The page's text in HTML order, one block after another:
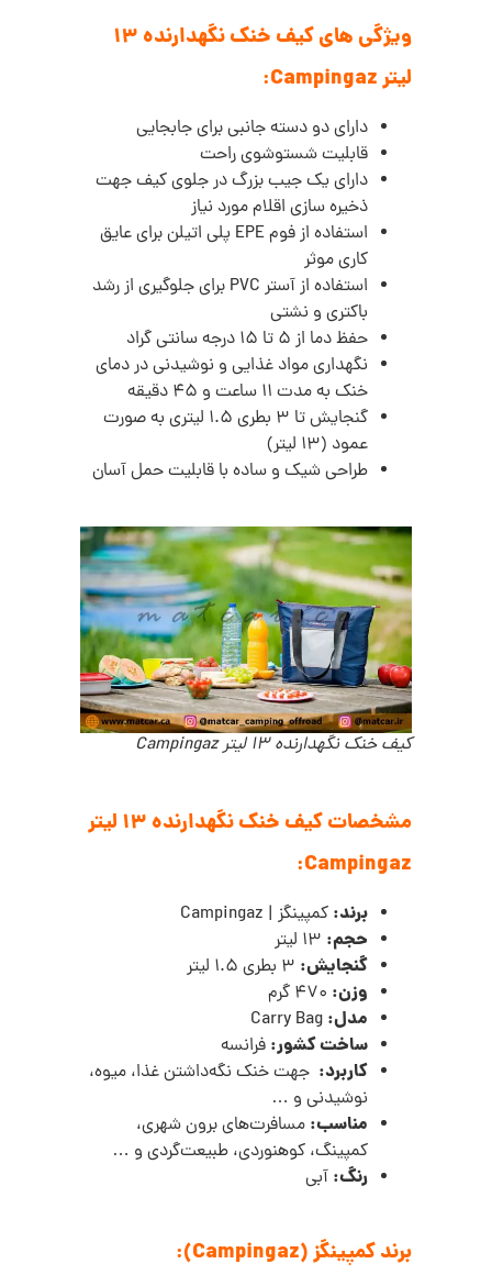
ویژگی های کیف خنک نگهدارنده 13
لیتر Campingaz:
دارای دو دسته جانبی برای جابجایی
قابلیت شستوشوی راحت
دارای یک جیب بزرگ در جلوی کیف جهت
ذخیره سازی اقلام مورد نیاز
استفاده از فوم EPE پلی اتیلن برای عایق
کاری موثر
استفاده از آستر PVC برای جلوگیری از رشد
باکتری و نشتی
حفظ دما از 5 تا 15 درجه سانتی گراد
نگهداری مواد غذایی و نوشیدنی در دمای
خنک به مدت 11 ساعت و 45 دقیقه
گنجایش تا 3 بطری 1.5 لیتری به صورت
عمود (13 لیتر)
طراحی شیک و ساده با قابلیت حمل آسان
کیف خنک نگهدارنده 13 لیتر Campingaz
مشخصات کیف خنک نگهدارنده 13 لیتر
Campingaz:
برند: کمپینگز | Campingaz
حجم:
گنجایش:
وزن:
مدل:
ساخت کشور: فرانسه
کاربرد: جهت خنک نگه‌داشتن غذا، میوه،
نوشیدنی و …
مناسب: مسافرت‌های برون شهری،
کمپینگ، کوهنوردی، طبیعت‌گردی و …
رنگ: آبی
برند کمپینگز (Campingaz):